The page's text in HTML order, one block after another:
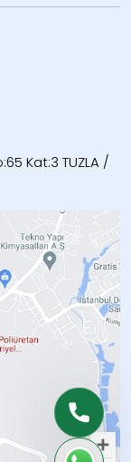
Kat:3 TUZLA /